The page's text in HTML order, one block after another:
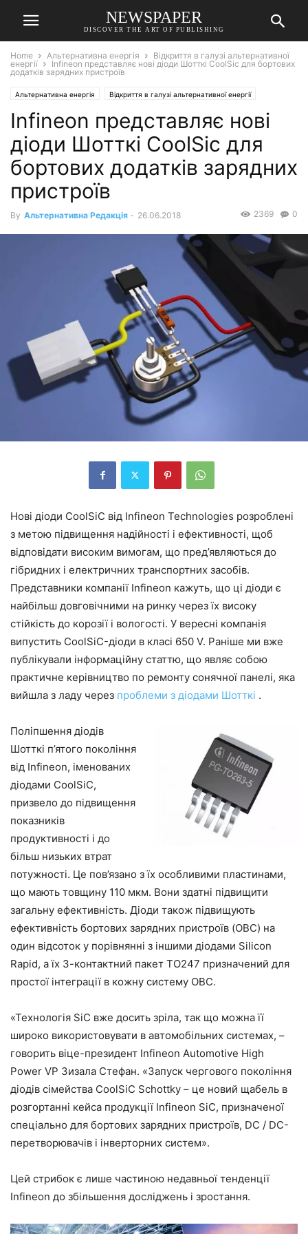
NEWSPAPER
DISCOVER THE ART OF PUBLISHING
Home Альтернативна енергія
Відкриття в галузі альтернативної
енергії
Infineon представляє нові діоди Шотткі CoolSic для бортових
додатків зарядних пристроїв
Альтернативна енергія Відкриття в галузі альтернативної енергії
Infineon представляє нові
діоди Шотткі CoolSic для
бортових додатків зарядних
пристроїв
By Альтернативна Редакція - 26.06.2018 0
2369
Нові діоди CoolSiC від Infineon Technologies розроблені
з метою підвищення надійності і ефективності, щоб
відповідати високим вимогам, що пред’являються до
гібридних і електричних транспортних засобів.
Представники компанії Infineon кажуть, що ці діоди є
найбільш довговічними на ринку через їх високу
стійкість до корозії і вологості. У вересні компанія
випустить CoolSiC-діоди в класі 650 V. Раніше ми вже
публікували інформаційну статтю, що являє собою
практичне керівництво по ремонту сонячної панелі, яка
вийшла з ладу через проблеми з діодами Шотткі .
Поліпшення діодів
Шотткі п’ятого покоління
від Infineon, іменованих
діодами CoolSiC,
призвело до підвищення
показників
продуктивності і до
більш низьких втрат
потужності. Це пов’язано з їх особливими пластинами,
що мають товщину 110 мкм. Вони здатні підвищити
загальну ефективність. Діоди також підвищують
ефективність бортових зарядних пристроїв (OBC) на
один відсоток у порівнянні з іншими діодами Silicon
Rapid, а їх 3-контактний пакет TO247 призначений для
простої інтеграції в кожну систему OBC.
«Технологія SiC вже досить зріла, так що можна її
широко використовувати в автомобільних системах, –
говорить віце-президент Infineon Automotive High
Power VP Зизала Стефан. «Запуск чергового покоління
діодів сімейства CoolSiC Schottky – це новий щабель в
розгортанні кейса продукції Infineon SiC, призначеної
спеціально для бортових зарядних пристроїв, DC / DC-
перетворювачів і інверторних систем».
Цей стрибок є лише частиною недавньої тенденції
Infineon до збільшення досліджень і зростання.